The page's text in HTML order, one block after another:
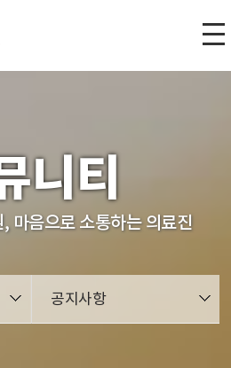
니티
마음으로 소통하는 의료진
공지사항